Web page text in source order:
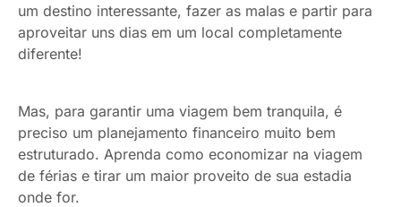
um destino interessante, fazer as malas e partir para
aproveitar uns dias em um local completamente
diferente!
Mas, para garantir uma viagem bem tranquila, é
preciso um planejamento financeiro muito bem
estruturado. Aprenda como economizar na viagem
de férias e tirar um maior proveito de sua estadia
onde for.